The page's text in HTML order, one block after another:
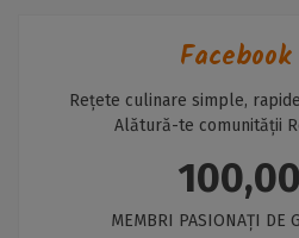
Rețete culinare simple,
Alătură-te comunității
MEMBRI PASIONAȚI DE